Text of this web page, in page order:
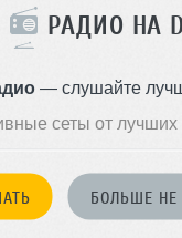
РАДИО НА
— слушайте
сеты от лучших
БОЛЬШЕ НЕ